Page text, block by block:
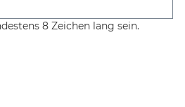
8 Zeichen lang sein.